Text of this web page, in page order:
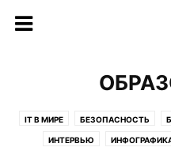
IT В МИРЕ БЕЗОПАСНОСТЬ
ИНТЕРВЬЮ